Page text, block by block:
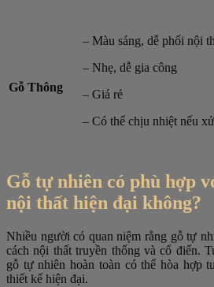
Gỗ Thông
– Màu sáng, dễ phối nội
– Nhẹ, dễ gia công
– Giá rẻ
– Có thể chịu nhiệt nếu
Gỗ tự nhiên có phù hợp
nội thất hiện đại không?
Nhiều người có quan niệm rằng gỗ tự
cách nội thất truyền thống và cổ điển.
gỗ tự nhiên hoàn toàn có thể hòa hợp
thiết kế hiện đại.